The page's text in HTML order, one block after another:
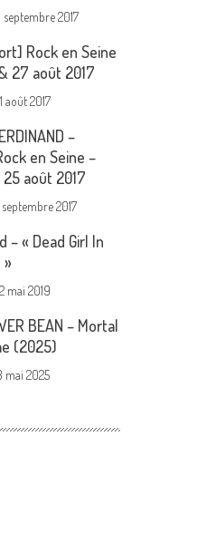
septembre 2017
Rock en Seine
27 août 2017
août 2017
–
en Seine –
août 2017
septembre 2017
– « Dead Girl In
mai 2019
BEAN – Mortal
(2025)
mai 2025